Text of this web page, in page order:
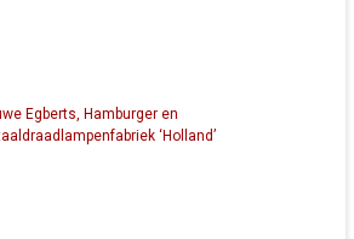
Egberts, Hamburger en
‘Holland’